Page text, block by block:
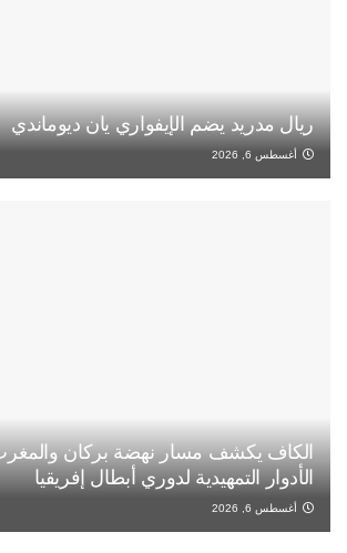
ريال مدريد يضم الإيفواري يان ديوماندي
أغسطس 6, 2026
الكاف يكشف مسار نهضة بركان
الأدوار التمهيدية لدوري أبطال إفريقيا
أغسطس 6, 2026